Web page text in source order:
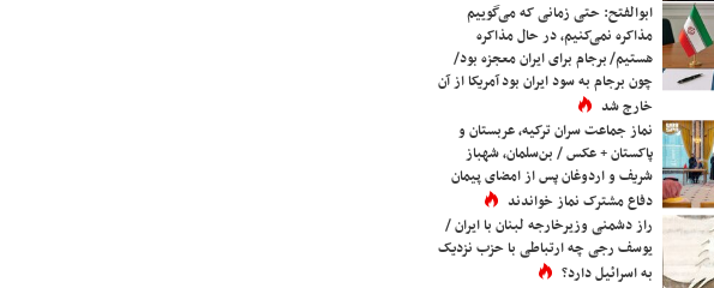
ابوالفتح: حتی زمانی که می‌گوییم
مذاکره نمی‌کنیم، در حال مذاکره
هستیم/ برجام برای ایران معجزه بود/
چون برجام به سود ایران بود آمریکا از آن
خارج شد
نماز جماعت سران ترکیه، عربستان و
پاکستان + عکس / بن‌سلمان، شهباز
شریف و اردوغان پس از امضای پیمان
دفاع مشترک نماز خواندند
راز دشمنی وزیرخارجه لبنان با ایران /
یوسف رجی چه ارتباطی با حزب نزدیک
به اسرائیل دارد؟